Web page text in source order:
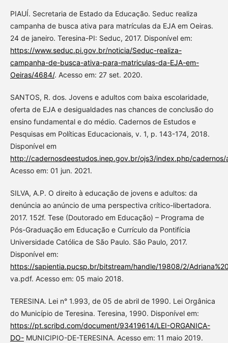
PIAUÍ. Secretaria de Estado da Educação. Seduc realiza
campanha de busca ativa para matrículas da EJA em Oeiras.
24 de janeiro. Teresina-PI: Seduc, 2017. Disponível em:
https://www.seduc.pi.gov.br/noticia/Seduc-realiza-
campanha-de-busca-ativa-para-matriculas-da-EJA-em-
Oeiras/4684/. Acesso em: 27 set. 2020.
SANTOS, R. dos. Jovens e adultos com baixa escolaridade,
oferta de EJA e desigualdades nas chances de conclusão do
ensino fundamental e do médio. Cadernos de Estudos e
Pesquisas em Políticas Educacionais, v. 1, p. 143-174, 2018.
Disponível em
http://cadernosdeestudos.inep.gov.br/ojs3/index.php/
Acesso em: 01 jun. 2021.
SILVA, A.P. O direito à educação de jovens e adultos: da
denúncia ao anúncio de uma perspectiva crítico-libertadora.
2017. 152f. Tese (Doutorado em Educação) – Programa de
Pós-Graduação em Educação e Currículo da Pontifícia
Universidade Católica de São Paulo. São Paulo, 2017.
Disponível em:
https://sapientia.pucsp.br/bitstream/handle/19808/2/
va.pdf. Acesso em: 05 maio 2018.
TERESINA. Lei n° 1.993, de 05 de abril de 1990. Lei Orgânica
do Município de Teresina. Teresina, 1990. Disponível em:
https://pt.scribd.com/document/93419614/LEI-ORGANICA-
DO-MUNICIPIO-DE-TERESINA. Acesso em: 11 maio 2019.